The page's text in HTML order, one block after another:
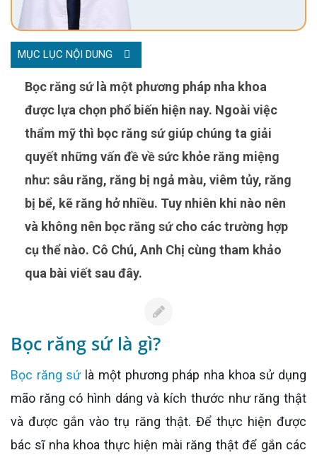
MỤC LỤC NỘI DUNG
Bọc răng sứ là một phương pháp nha khoa
được lựa chọn phổ biến hiện nay. Ngoài việc
thẩm mỹ thì bọc răng sứ giúp chúng ta giải
quyết những vấn đề về sức khỏe răng miệng
như: sâu răng, răng bị ngả màu, viêm tủy, răng
bị bể, kẽ răng hở nhiều. Tuy nhiên khi nào nên
và không nên bọc răng sứ cho các trường hợp
cụ thể nào. Cô Chú, Anh Chị cùng tham khảo
qua bài viết sau đây.
Bọc răng sứ là gì?
Bọc răng sứlà một phương pháp nha khoa sử dụng
mão răng có hình dáng và kích thước như răng thật
và được gắn vào trụ răng thật. Để thực hiện được
bác sĩ nha khoa thực hiện mài răng thật để gắn các